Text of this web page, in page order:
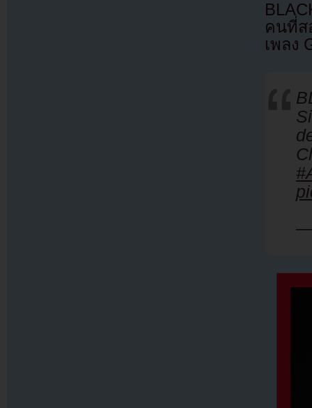
คนที่ส
เพลง
—